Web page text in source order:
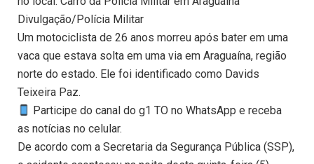
Divulgação/Polícia Militar
Um motociclista de 26 anos morreu após bater em uma
vaca que estava solta em uma via em Araguaína, região
norte do estado. Ele foi identificado como Davids
Teixeira Paz.
Participe do canal do g1 TO no WhatsApp e receba
as notícias no celular.
De acordo com a Secretaria da Segurança Pública (SSP),